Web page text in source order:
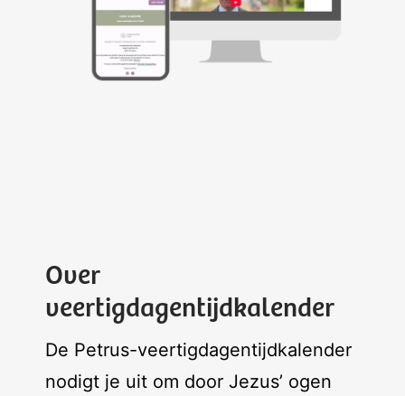
Over
veertigdagentijdkalender
De Petrus-veertigdagentijdkalender
nodigt je uit om door Jezus’ ogen